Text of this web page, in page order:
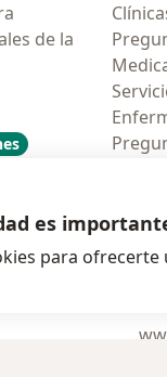
de la
es
para ofrecerte